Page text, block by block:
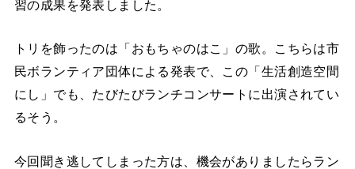
習の成果を発表しました。
トリを飾ったのは「おもちゃのはこ」の歌。こちらは市
民ボランティア団体による発表で、この「生活創造空間
にし」でも、たびたびランチコンサートに出演されてい
るそう。
今回聞き逃してしまった方は、機会がありましたらラン